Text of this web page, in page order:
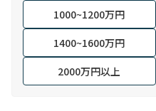
1000~1200万円
1400~1600万円
2000万円以上